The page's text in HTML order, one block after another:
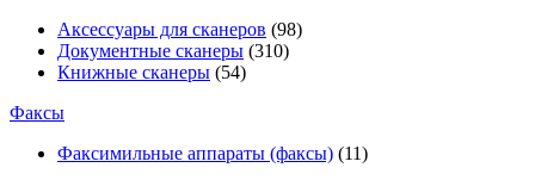
Аксессуары для сканеров (98)
Документные сканеры (310)
Книжные сканеры (54)
Факсы
Факсимильные аппараты (факсы) (11)